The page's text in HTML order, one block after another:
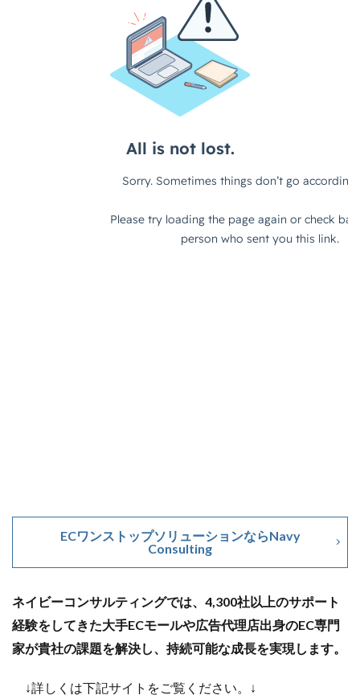
ECワンストップソリューションならNavy
Consulting
ネイビーコンサルティングでは、4,300社以上のサポート
経験をしてきた大手ECモールや広告代理店出身のEC専門
家が貴社の課題を解決し、持続可能な成長を実現します。
↓詳しくは下記サイトをご覧ください。↓